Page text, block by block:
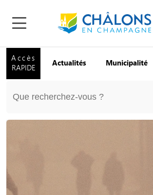
Accès
RAPIDE
Actualités Municipalité